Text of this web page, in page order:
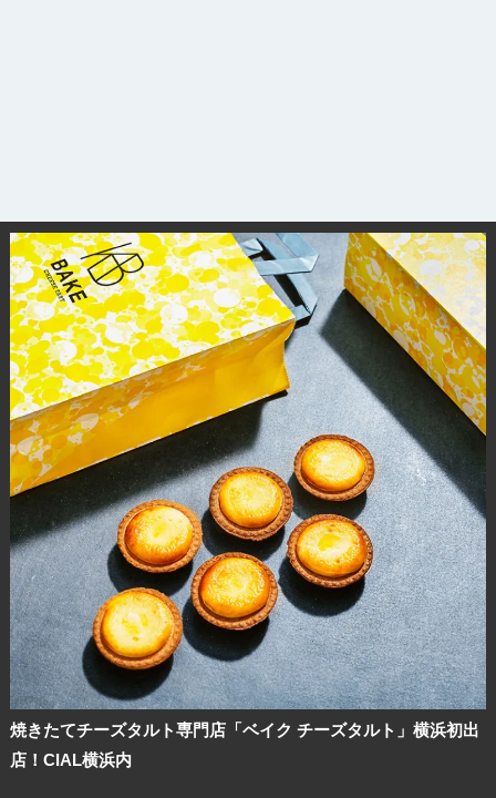
焼きたてチーズタルト専門店「ベイク チーズタルト」横浜初出
店！CIAL横浜内